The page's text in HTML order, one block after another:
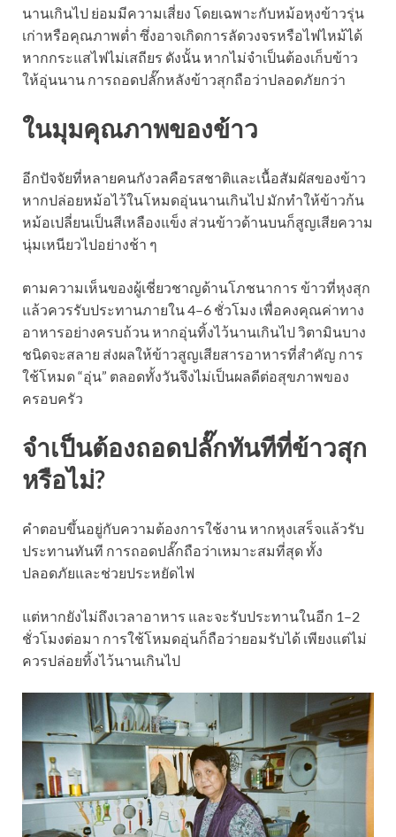
นานเกินไป ย่อมมีความเสี่ยง โดยเฉพาะกับหม้อหุงข้าวรุ่น
เก่าหรือคุณภาพต่ำ ซึ่งอาจเกิดการลัดวงจรหรือไฟไหม้ได้
หากกระแสไฟไม่เสถียร ดังนั้น หากไม่จำเป็นต้องเก็บข้าว
ให้อุ่นนาน การถอดปลั๊กหลังข้าวสุกถือว่าปลอดภัยกว่า
ในมุมคุณภาพของข้าว
อีกปัจจัยที่หลายคนกังวลคือรสชาติและเนื้อสัมผัสของข้าว
หากปล่อยหม้อไว้ในโหมดอุ่นนานเกินไป มักทำให้ข้าวก้น
หม้อเปลี่ยนเป็นสีเหลืองแข็ง ส่วนข้าวด้านบนก็สูญเสียความ
นุ่มเหนียวไปอย่างช้า ๆ
ตามความเห็นของผู้เชี่ยวชาญด้านโภชนาการ ข้าวที่หุงสุก
แล้วควรรับประทานภายใน 4–6 ชั่วโมง เพื่อคงคุณค่าทาง
อาหารอย่างครบถ้วน หากอุ่นทิ้งไว้นานเกินไป วิตามินบาง
ชนิดจะสลาย ส่งผลให้ข้าวสูญเสียสารอาหารที่สำคัญ การ
ใช้โหมด “อุ่น” ตลอดทั้งวันจึงไม่เป็นผลดีต่อสุขภาพของ
ครอบครัว
จำเป็นต้องถอดปลั๊กทันทีที่ข้าวสุก
หรือไม่?
คำตอบขึ้นอยู่กับความต้องการใช้งาน หากหุงเสร็จแล้วรับ
ประทานทันที การถอดปลั๊กถือว่าเหมาะสมที่สุด ทั้ง
ปลอดภัยและช่วยประหยัดไฟ
แต่หากยังไม่ถึงเวลาอาหาร และจะรับประทานในอีก 1–2
ชั่วโมงต่อมา การใช้โหมดอุ่นก็ถือว่ายอมรับได้ เพียงแต่ไม่
ควรปล่อยทิ้งไว้นานเกินไป